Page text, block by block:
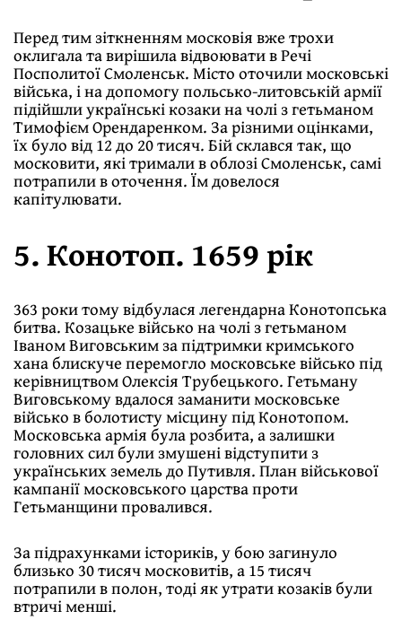
Перед тим зіткненням московія вже трохи
оклигала та вирішила відвоювати в Речі
Посполитої Смоленськ. Місто оточили московські
війська, і на допомогу польсько-литовській армії
підійшли українські козаки на чолі з гетьманом
Тимофієм Орендаренком. За різними оцінками,
їх було від 12 до 20 тисяч. Бій склався так, що
московити, які тримали в облозі Смоленськ, самі
потрапили в оточення. Їм довелося
капітулювати.
5. Конотоп. 1659 рік
363 роки тому відбулася легендарна Конотопська
битва. Козацьке військо на чолі з гетьманом
Іваном Виговським за підтримки кримського
хана блискуче перемогло московське військо під
керівництвом Олексія Трубецького. Гетьману
Виговському вдалося заманити московське
військо в болотисту місцину під Конотопом.
Московська армія була розбита, а залишки
головних сил були змушені відступити з
українських земель до Путивля. План військової
кампанії московського царства проти
Гетьманщини провалився.
За підрахунками істориків, у бою загинуло
близько 30 тисяч московитів, а 15 тисяч
потрапили в полон, тоді як утрати козаків були
втричі менші.